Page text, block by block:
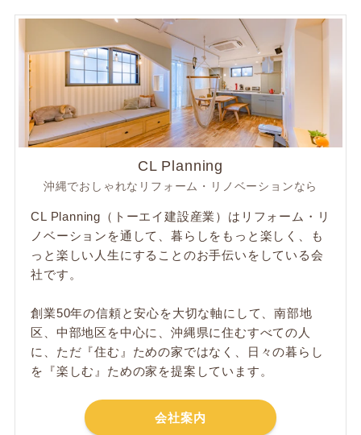
CL Planning
沖縄でおしゃれなリフォーム・リノベーションなら
CL Planning（トーエイ建設産業）はリフォーム・リ
ノベーションを通して、暮らしをもっと楽しく、も
っと楽しい人生にすることのお手伝いをしている会
社です。
創業50年の信頼と安心を大切な軸にして、南部地
区、中部地区を中心に、沖縄県に住むすべての人
に、ただ​『住む』ための家ではなく、日々の暮らし
を『楽しむ』ための家を提案しています。
会社案内